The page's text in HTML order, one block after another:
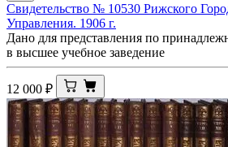
Свидетельство № 10530 Рижского
Управления. 1906 г.
Дано для представления по
в высшее учебное заведение
12 000 ₽